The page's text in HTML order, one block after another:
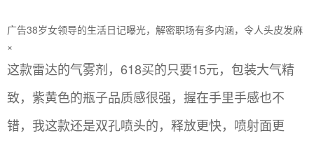
广告38岁女领导的生活日记曝光，解密职场有多内涵，令人头皮发麻
×
这款雷达的气雾剂，618买的只要15元，包装大气精
致，紫黄色的瓶子品质感很强，握在手里手感也不
错，我这款还是双孔喷头的，释放更快，喷射面更